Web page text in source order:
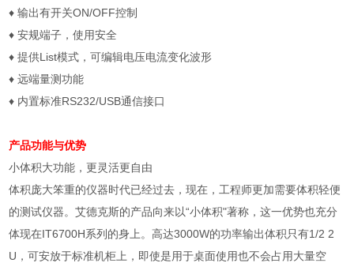
♦ 输出有开关ON/OFF控制
♦ 安规端子，使用安全
♦ 提供List模式，可编辑电压电流变化波形
♦ 远端量测功能
♦ 内置标准RS232/USB通信接口
产品功能与优势
小体积大功能，更灵活更自由
体积庞大笨重的仪器时代已经过去，现在，工程师更加需要体积轻便
的测试仪器。艾德克斯的产品向来以“小体积"著称，这一优势也充分
体现在IT6700H系列的身上。高达3000W的功率输出体积只有1/2 2
U ，可安放于标准机柜上，即使是用于桌面使用也不会占用大量空